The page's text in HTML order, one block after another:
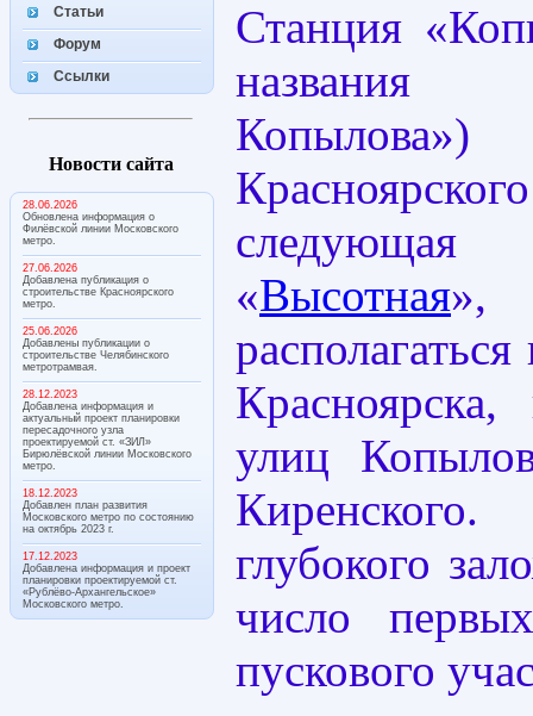
Статьи
Форум
Ссылки
Новости сайта
28.06.2026
Обновлена информация о
Филёвской линии Московского
метро.
27.06.2026
Добавлена публикация о
строительстве Красноярского
метро.
25.06.2026
Добавлены публикации о
строительстве Челябинского
метротрамвая.
28.12.2023
Добавлена информация и
актуальный проект планировки
пересадочного узла
проектируемой ст. «ЗИЛ»
Бирюлёвской линии Московского
метро.
18.12.2023
Добавлен план развития
Московского метро по состоянию
на октябрь 2023 г.
17.12.2023
Добавлена информация и проект
планировки проектируемой ст.
«Рублёво-Архангельское»
Московского метро.
Станция
следующая
«Высотная
улиц
глубокого
число
пускового